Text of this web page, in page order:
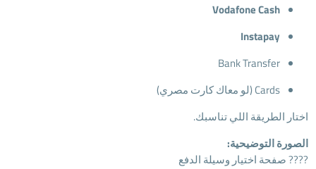
Vodafone Cash
Instapay
Bank Transfer
Cards (لو معاك كارت مصري)
اختار الطريقة اللي تناسبك.
الصورة التوضيحية:
???? صفحة اختيار وسيلة الدفع